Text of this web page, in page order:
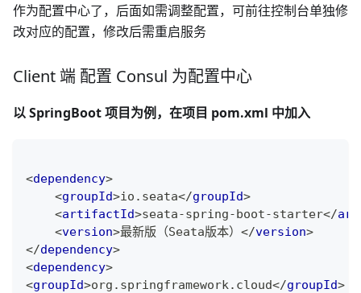
作为配置中心了，后面如需调整配置，可前往控制台单独修
改对应的配置，修改后需重启服务
Client 端 配置 Consul 为配置中心
以 SpringBoot 项目为例，在项目 pom.xml 中加入
<dependency>
<groupId>io.seata</groupId>
<artifactId>seata-spring-boot-starter</
<version>最新版（Seata版本） </version>
</dependency>
<dependency>
<groupId>org.springframework.cloud</groupId>